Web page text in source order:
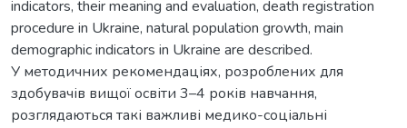
indicators, their meaning and evaluation, death registration
procedure in Ukraine, natural population growth, main
demographic indicators in Ukraine are described.
У методичних рекомендаціях, розроблених для
здобувачів вищої освіти 3–4 років навчання,
розглядаються такі важливі медико-соціальні